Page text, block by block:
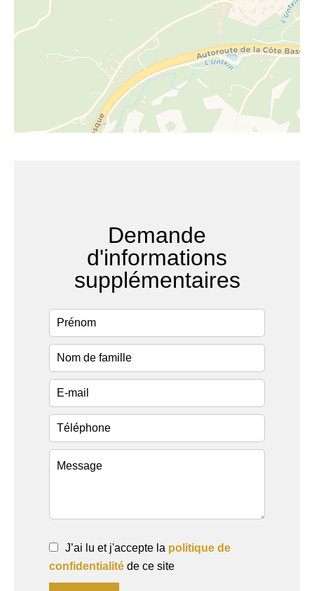
Demande
d'informations
supplémentaires
J’ai lu et j'accepte la politique de
confidentialité de ce site